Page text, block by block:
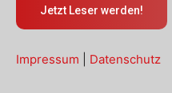
Jetzt Leser werden!
Impressum Datenschutz